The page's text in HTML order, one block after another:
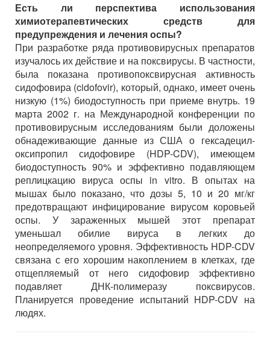
Есть ли перспектива использования
химиотерапевтических средств для
предупреждения и лечения оспы?
При разработке ряда противовирусных препаратов
изучалось их действие и на поксвирусы. В частности,
была показана противопоксвирусная активность
сидофовира (cidofovir), который, однако, имеет очень
низкую (1%) биодоступность при приеме внутрь. 19
марта 2002 г. на Международной конференции по
противовирусным исследованиям были доложены
обнадеживающие данные из США о гексадецил-
оксипропил сидофовире (HDP-CDV), имеющем
биодоступность 90% и эффективно подавляющем
реплицкацию вируса оспы in vitro. В опытах на
мышах было показано, что дозы 5, 10 и 20 мг/кг
предотвращают инфицирование вирусом коровьей
оспы. У зараженных мышей этот препарат
уменьшал обилие вируса в легких до
неопределяемого уровня. Эффективность HDP-CDV
связана с его хорошим накоплением в клетках, где
отщепляемый от него сидофовир эффективно
подавляет ДНК-полимеразу поксвирусов.
Планируется проведение испытаний HDP-CDV на
людях.